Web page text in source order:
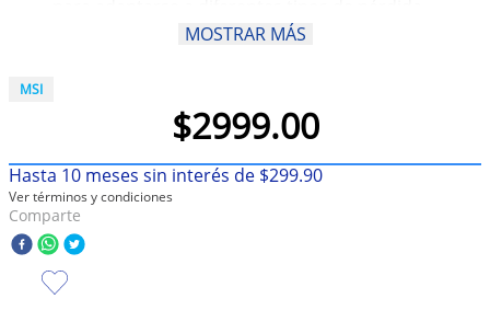
Algunos audífonos se pueden conectar a otros
aplicación específica.
Algunos audífonos son Bluetooth.
MOSTRAR MÁS
MSI
$2999.00
Hasta 10 meses sin interés de $299.90
Ver términos y condiciones
Comparte